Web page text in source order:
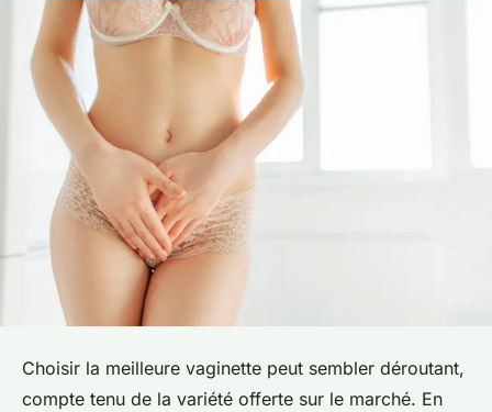
Choisir la meilleure vaginette peut sembler déroutant,
compte tenu de la variété offerte sur le marché. En